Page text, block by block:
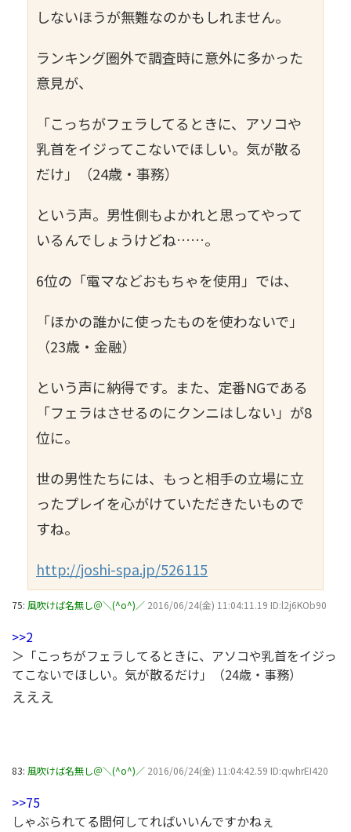
しないほうが無難なのかもしれません。
ランキング圏外で調査時に意外に多かった
意見が、
「こっちがフェラしてるときに、アソコや
乳首をイジってこないでほしい。気が散る
だけ」（24歳・事務）
という声。男性側もよかれと思ってやって
いるんでしょうけどね……。
6位の「電マなどおもちゃを使用」では、
「ほかの誰かに使ったものを使わないで」
（23歳・金融）
という声に納得です。また、定番NGである
「フェラはさせるのにクンニはしない」が8
位に。
世の男性たちには、もっと相手の立場に立
ったプレイを心がけていただきたいもので
すね。
http://joshi-spa.jp/526115
75: 風吹けば名無し＠＼(^o^)／ 2016/06/24(金) 11:04:11.19 ID:l2j6KOb90
>>2
＞「こっちがフェラしてるときに、アソコや乳首をイジっ
てこないでほしい。気が散るだけ」（24歳・事務）
えええ
83: 風吹けば名無し＠＼(^o^)／ 2016/06/24(金) 11:04:42.59 ID:qwhrEI420
>>75
しゃぶられてる間何してればいいんですかねぇ